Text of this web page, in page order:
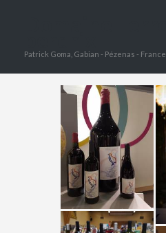
Patrick Goma, Gabian - Pézenas - France